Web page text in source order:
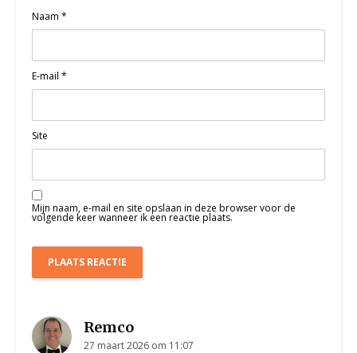
Naam *
E-mail *
Site
Mijn naam, e-mail en site opslaan in deze browser voor de
volgende keer wanneer ik een reactie plaats.
Remco
27 maart 2026 om 11:07